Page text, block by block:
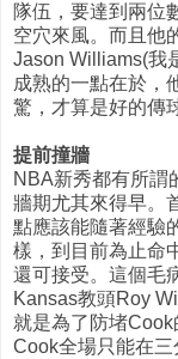
隊伍，要達到兩位
空穴來風。而且他
Jason Williams(我
成熟的一點在於，
驚，才算是好的傳
提前撞牆
NBA新秀都有所謂
牆期尤其來得早。
點應該能隨著經驗
樣，到目前為止命
還可接受。這個毛
Kansas教頭Roy
就是為了防堵
Cook全場只能在